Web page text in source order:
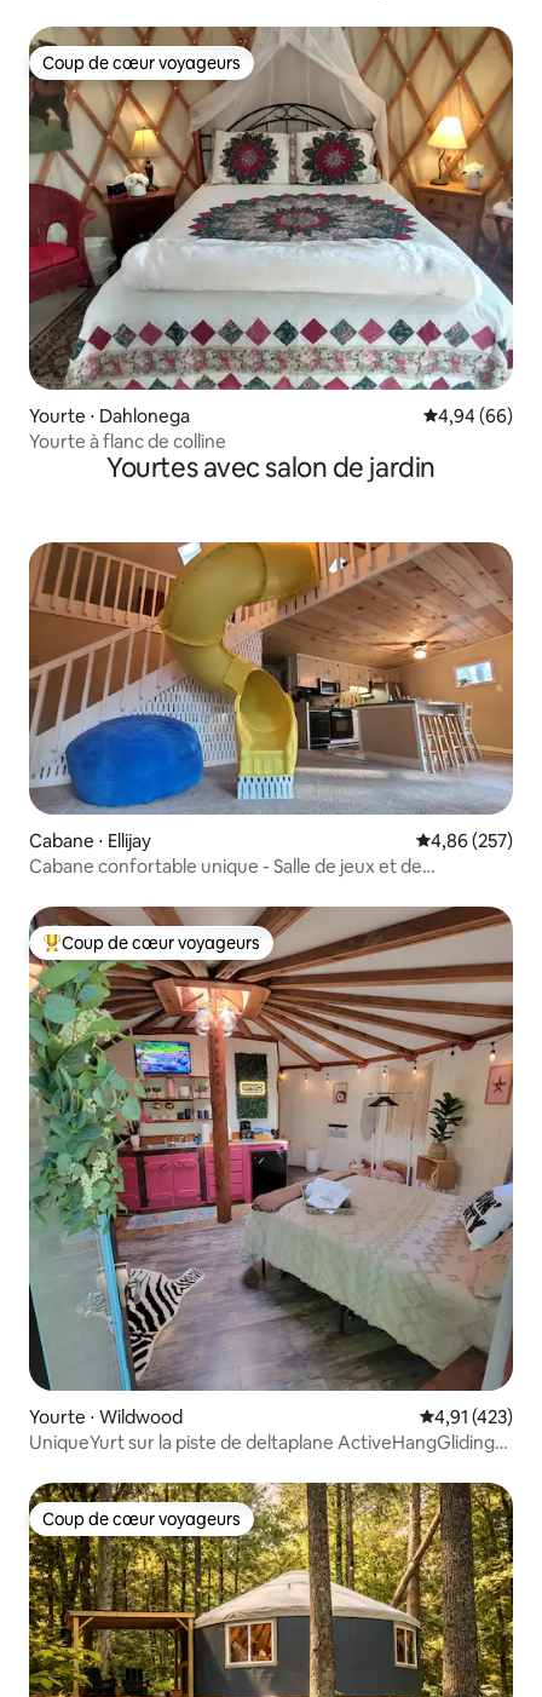
Coup de cœur voyageurs
Coup de cœur voyageurs
Yourte ⋅ Dahlonega Évaluation
4,94 (66)
Yourte à flanc de colline
Yourtes avec salon de jardin
Cabane ⋅ Ellijay Évaluation
4,86 (257)
Cabane confortable unique - Salle de jeux et de
Coups de cœur voyageurs les plus appréciés
Coup de cœur voyageurs
Yourte ⋅ Wildwood Évaluation
4,91 (423)
UniqueYurt sur la piste de deltaplane ActiveHangGliding
Coup de cœur voyageurs
Coup de cœur voyageurs